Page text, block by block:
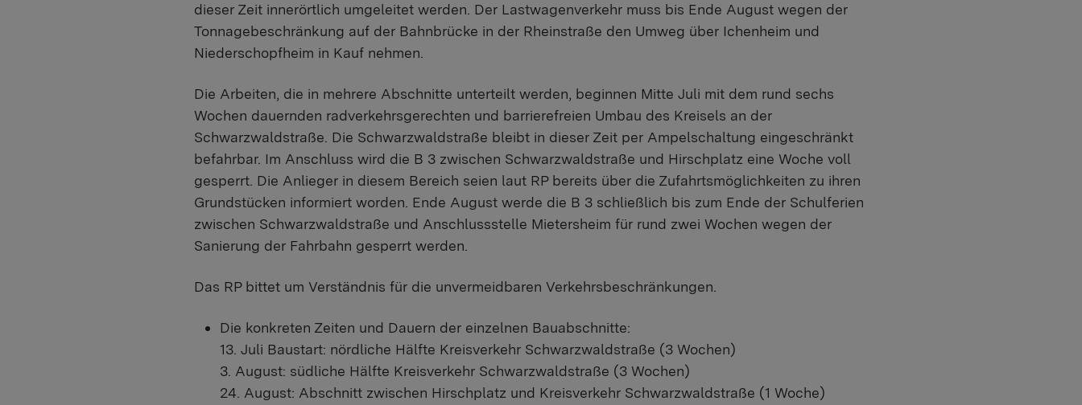
dieser Zeit innerörtlich umgeleitet werden. Der Lastwagenverkehr muss bis Ende August wegen der
Tonnagebeschränkung auf der Bahnbrücke in der Rheinstraße den Umweg über Ichenheim und
Niederschopfheim in Kauf nehmen.
Die Arbeiten, die in mehrere Abschnitte unterteilt werden, beginnen Mitte Juli mit dem rund sechs
Wochen dauernden radverkehrsgerechten und barrierefreien Umbau des Kreisels an der
Schwarzwaldstraße. Die Schwarzwaldstraße bleibt in dieser Zeit per Ampelschaltung eingeschränkt
befahrbar. Im Anschluss wird die B 3 zwischen Schwarzwaldstraße und Hirschplatz eine Woche voll
gesperrt. Die Anlieger in diesem Bereich seien laut RP bereits über die Zufahrtsmöglichkeiten zu ihren
Grundstücken informiert worden. Ende August werde die B 3 schließlich bis zum Ende der Schulferien
zwischen Schwarzwaldstraße und Anschlussstelle Mietersheim für rund zwei Wochen wegen der
Sanierung der Fahrbahn gesperrt werden.
Das RP bittet um Verständnis für die unvermeidbaren Verkehrsbeschränkungen.
Die konkreten Zeiten und Dauern der einzelnen Bauabschnitte:
13. Juli Baustart: nördliche Hälfte Kreisverkehr Schwarzwaldstraße (3 Wochen)
3. August: südliche Hälfte Kreisverkehr Schwarzwaldstraße (3 Wochen)
24. August: Abschnitt zwischen Hirschplatz und Kreisverkehr Schwarzwaldstraße (1 Woche)